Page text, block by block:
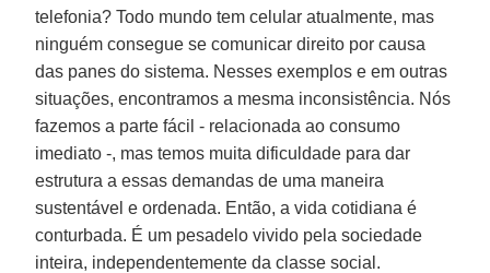
telefonia? Todo mundo tem celular atualmente, mas
ninguém consegue se comunicar direito por causa
das panes do sistema. Nesses exemplos e em outras
situações, encontramos a mesma inconsistência. Nós
fazemos a parte fácil - relacionada ao consumo
imediato -, mas temos muita dificuldade para dar
estrutura a essas demandas de uma maneira
sustentável e ordenada. Então, a vida cotidiana é
conturbada. É um pesadelo vivido pela sociedade
inteira, independentemente da classe social.